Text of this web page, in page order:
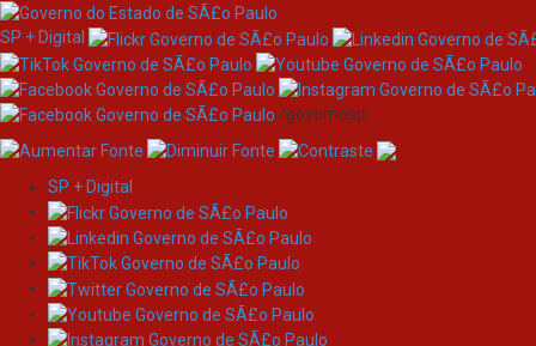
Skip
navigation
SP + Digital
/governosp
SP + Digital
Search